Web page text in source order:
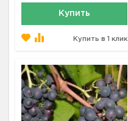
Купить
Купить в 1 клик